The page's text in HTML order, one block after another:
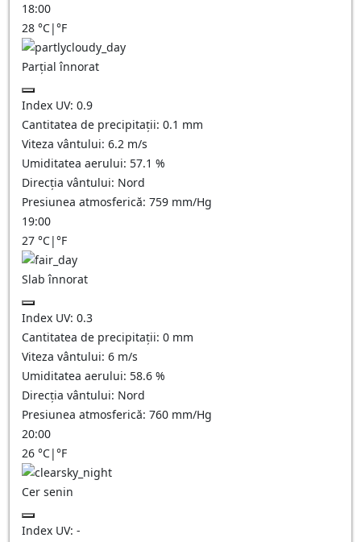
18:00
28 °C|°F
Parțial înnorat
Index UV: 0.9
Cantitatea de precipitații: 0.1 mm
Viteza vântului: 6.2 m/s
Umiditatea aerului: 57.1 %
Direcția vântului: Nord
Presiunea atmosferică: 759 mm/Hg
19:00
27 °C|°F
Slab înnorat
Index UV: 0.3
Cantitatea de precipitații: 0 mm
Viteza vântului: 6 m/s
Umiditatea aerului: 58.6 %
Direcția vântului: Nord
Presiunea atmosferică: 760 mm/Hg
20:00
26 °C|°F
Cer senin
Index UV: -